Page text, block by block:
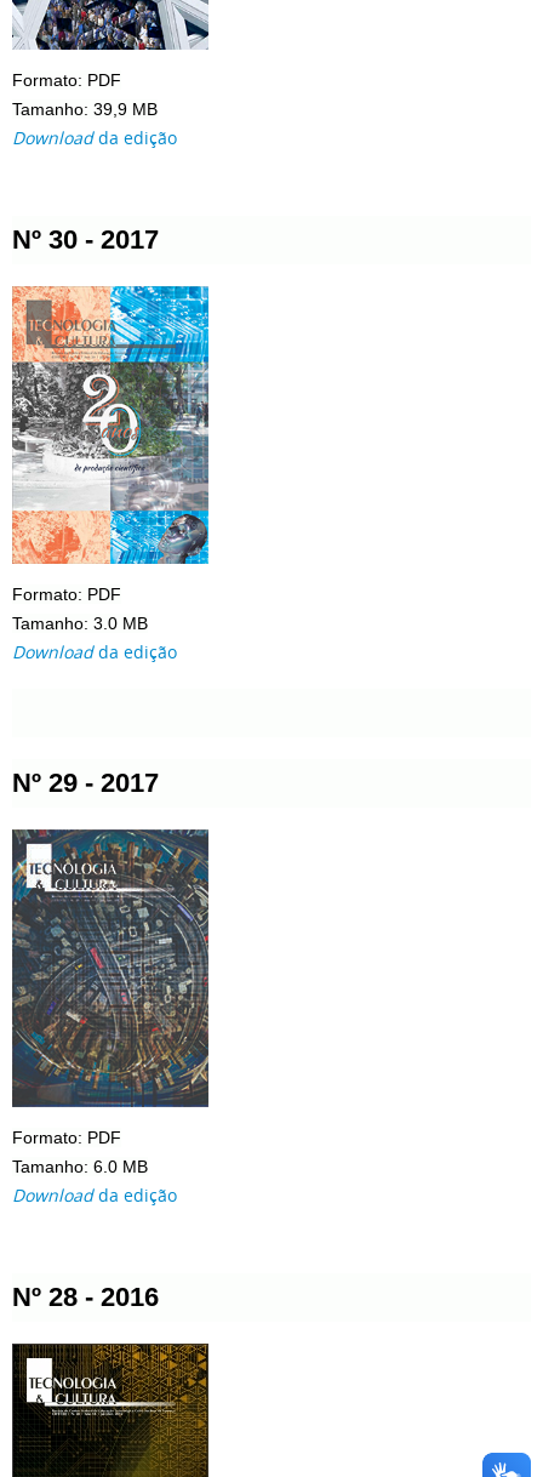
Formato: PDF
Tamanho: 39,9 MB
Downloadda edição
Nº 30 - 2017
Formato: PDF
Tamanho: 3.0 MB
Downloadda edição
Nº 29 - 2017
Formato: PDF
Tamanho: 6.0 MB
Downloadda edição
Nº 28 - 2016